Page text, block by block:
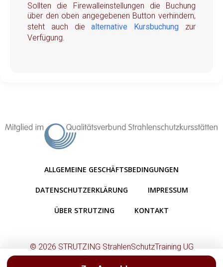
Sollten die Firewalleinstellungen die Buchung
über den oben angegebenen Button verhindern,
steht auch diealternative Kursbuchung zur
Verfügung.
ALLGEMEINE GESCHÄFTSBEDINGUNGEN
DATENSCHUTZERKLÄRUNG IMPRESSUM
ÜBER STRUTZING KONTAKT
© 2026 STRUTZING StrahlenSchutzTraining UG